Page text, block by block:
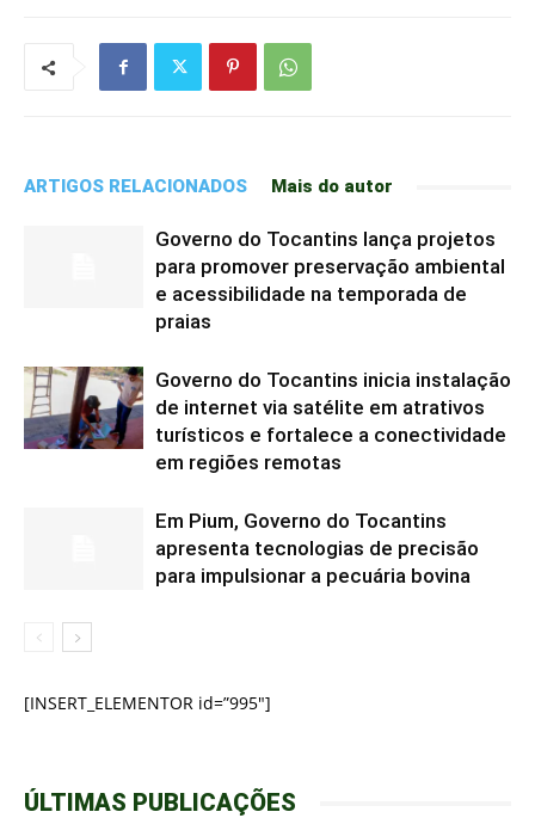
ARTIGOS RELACIONADOS Mais do autor
Governo do Tocantins lança projetos
para promover preservação ambiental
e acessibilidade na temporada de
praias
Governo do Tocantins inicia instalação
de internet via satélite em atrativos
turísticos e fortalece a conectividade
em regiões remotas
Em Pium, Governo do Tocantins
apresenta tecnologias de precisão
para impulsionar a pecuária bovina
[INSERT_ELEMENTOR id=”995″]
ÚLTIMAS PUBLICAÇÕES